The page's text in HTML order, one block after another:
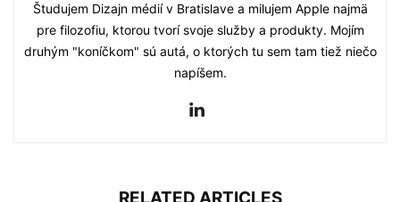
Študujem Dizajn médií v Bratislave a milujem Apple najmä
pre filozofiu, ktorou tvorí svoje služby a produkty. Mojím
druhým "koníčkom" sú autá, o ktorých tu sem tam tiež niečo
napíšem.